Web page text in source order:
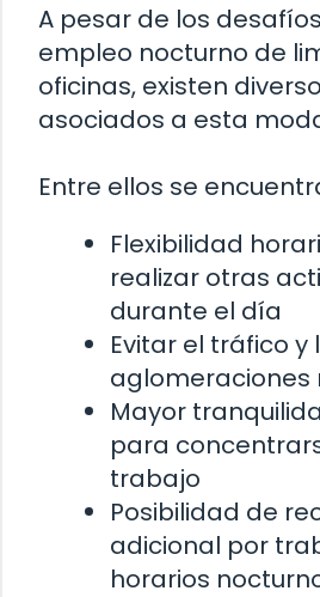
A pesar de los
empleo nocturno de
oficinas, existen
asociados a esta
Entre ellos se
Flexibilidad
realizar otras
durante el día
Evitar el tráfico y
aglomeraciones
Mayor
para
trabajo
Posibilidad de
adicional por
horarios